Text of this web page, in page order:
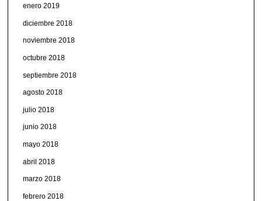
enero 2019
diciembre 2018
noviembre 2018
octubre 2018
septiembre 2018
agosto 2018
julio 2018
junio 2018
mayo 2018
abril 2018
marzo 2018
febrero 2018